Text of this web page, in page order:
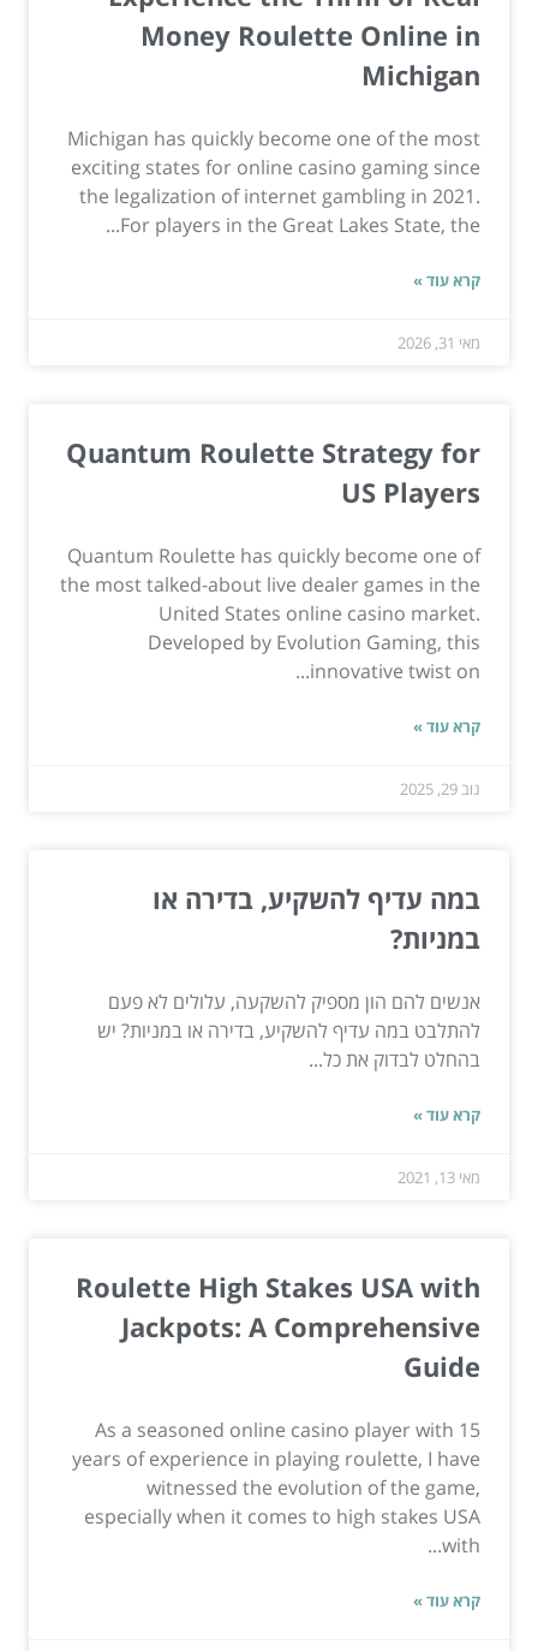
Money Roulette Online in
Michigan
Michigan has quickly become one of the most
exciting states for online casino gaming since
the legalization of internet gambling in 2021.
For players in the Great Lakes State, the...
קרא עוד »
מאי 31, 2026
Quantum Roulette Strategy for
US Players
Quantum Roulette has quickly become one of
the most talked-about live dealer games in the
United States online casino market.
Developed by Evolution Gaming, this
innovative twist on...
קרא עוד »
נוב 29, 2025
במה עדיף להשקיע, בדירה או
במניות?
אנשים להם הון מספיק להשקעה, עלולים לא פעם
להתלבט במה עדיף להשקיע, בדירה או במניות? יש
בהחלט לבדוק את כל...
קרא עוד »
מאי 13, 2021
Roulette High Stakes USA with
Jackpots: A Comprehensive
Guide
As a seasoned online casino player with 15
years of experience in playing roulette, I have
witnessed the evolution of the game,
especially when it comes to high stakes USA
with...
קרא עוד »